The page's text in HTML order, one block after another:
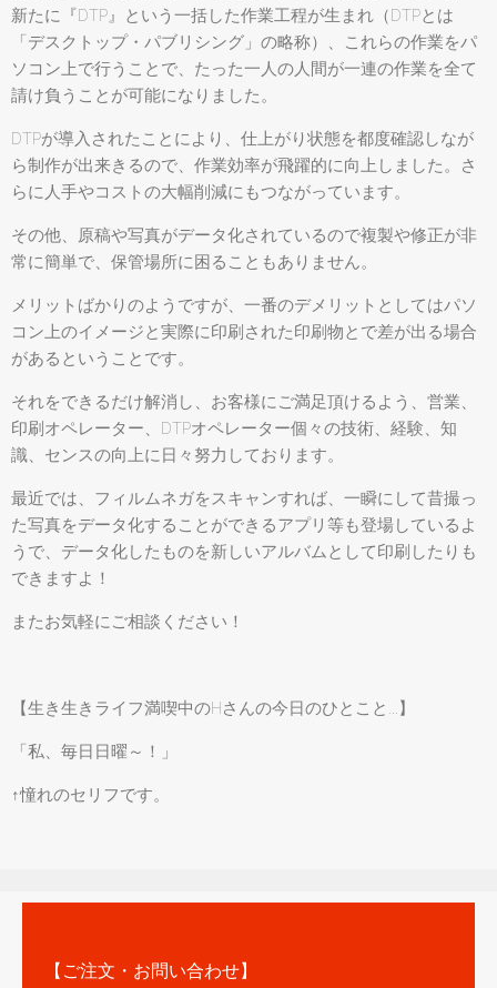
新たに『DTP』という一括した作業工程が生まれ（DTPとは
「デスクトップ・パブリシング」の略称）、これらの作業をパ
ソコン上で行うことで、たった一人の人間が一連の作業を全て
請け負うことが可能になりました。
DTPが導入されたことにより、仕上がり状態を都度確認しなが
ら制作が出来きるので、作業効率が飛躍的に向上しました。さ
らに人手やコストの大幅削減にもつながっています。
その他、原稿や写真がデータ化されているので複製や修正が非
常に簡単で、保管場所に困ることもありません。
メリットばかりのようですが、一番のデメリットとしてはパソ
コン上のイメージと実際に印刷された印刷物とで差が出る場合
があるということです。
それをできるだけ解消し、お客様にご満足頂けるよう、営業、
印刷オペレーター、DTPオペレーター個々の技術、経験、知
識、センスの向上に日々努力しております。
最近では、フィルムネガをスキャンすれば、一瞬にして昔撮っ
た写真をデータ化することができるアプリ等も登場しているよ
うで、データ化したものを新しいアルバムとして印刷したりも
できますよ！
またお気軽にご相談ください！
【生き生きライフ満喫中のHさんの今日のひとこと…】
「私、毎日日曜～！」
↑憧れのセリフです。
【ご注文・お問い合わせ】